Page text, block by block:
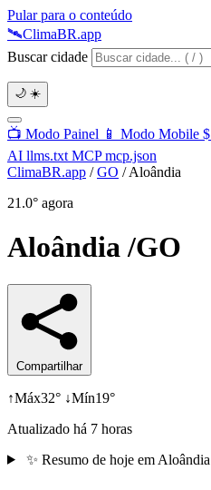
Pular para o conteúdo
🛰️ClimaBR.app
Buscar cidade
🌙 ☀️
📺 Modo Painel 📱 Modo Mobile $
AI llms.txt MCPmcp.json
ClimaBR.app / GO / Aloândia
21.0° agora
Aloândia/GO
Compartilhar
↑Máx32° ↓Mín19°
Atualizado há 7 horas
✨ Resumo de hoje em Aloândia